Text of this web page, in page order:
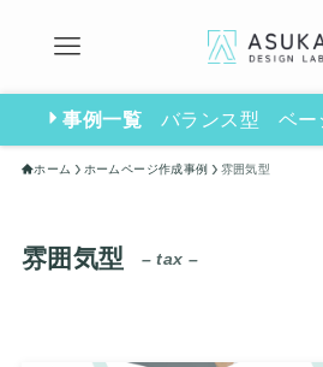
事例一覧 バランス型 ベー
ホーム ホームページ作成事例 雰囲気型
雰囲気型 – tax –